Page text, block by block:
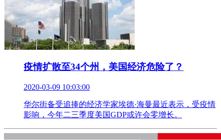
疫情扩散至34个州，美国经济危险了？
2020-03-09 10:03:00
华尔街备受追捧的经济学家埃德·海曼最近表示，受疫情
影响，今年二三季度美国GDP或许会零增长。